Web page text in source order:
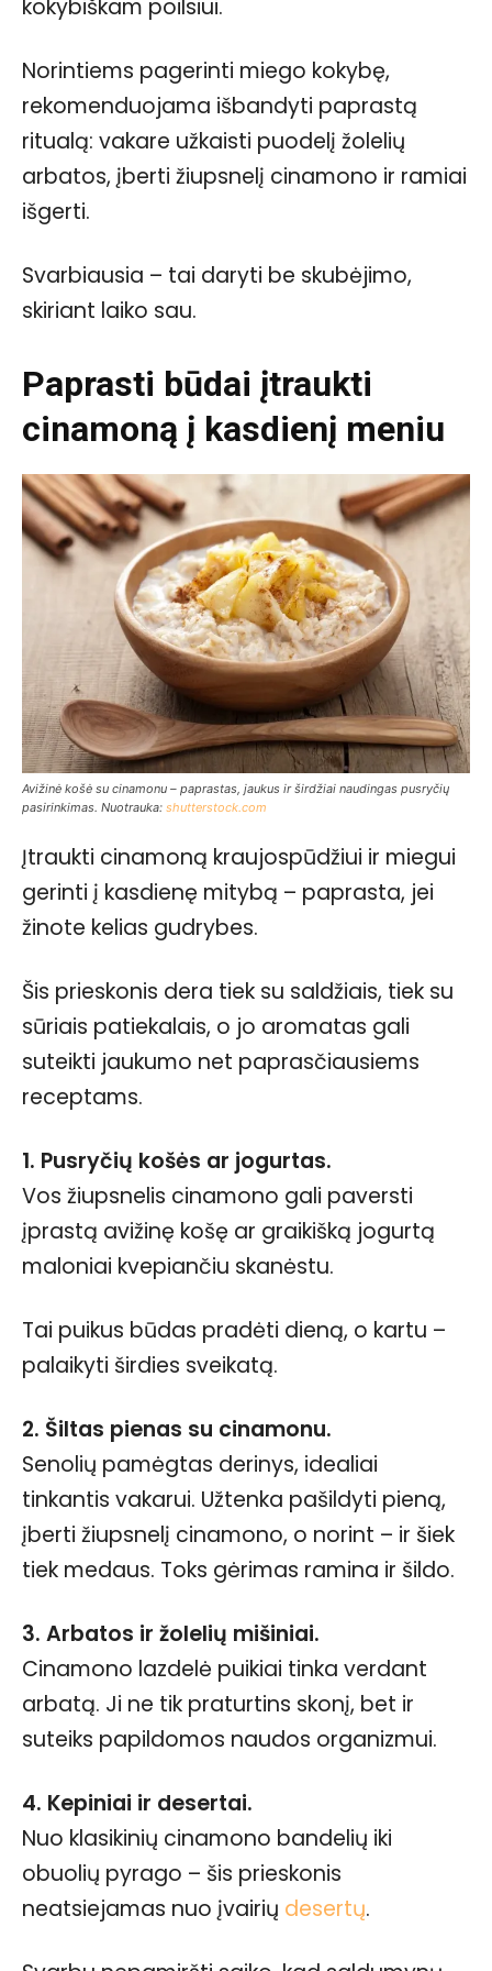
kokybiškam poilsiui.
Norintiems pagerinti miego kokybę,
rekomenduojama išbandyti paprastą
ritualą: vakare užkaisti puodelį žolelių
arbatos, įberti žiupsnelį cinamono ir ramiai
išgerti.
Svarbiausia – tai daryti be skubėjimo,
skiriant laiko sau.
Paprasti būdai įtraukti
cinamoną į kasdienį meniu
Avižinė košė su cinamonu – paprastas, jaukus ir širdžiai naudingas pusryčių
pasirinkimas. Nuotrauka: shutterstock.com
Įtraukti cinamoną kraujospūdžiui ir miegui
gerinti į kasdienę mitybą – paprasta, jei
žinote kelias gudrybes.
Šis prieskonis dera tiek su saldžiais, tiek su
sūriais patiekalais, o jo aromatas gali
suteikti jaukumo net paprasčiausiems
receptams.
1. Pusryčių košės ar jogurtas.
Vos žiupsnelis cinamono gali paversti
įprastą avižinę košę ar graikišką jogurtą
maloniai kvepiančiu skanėstu.
Tai puikus būdas pradėti dieną, o kartu –
palaikyti širdies sveikatą.
2. Šiltas pienas su cinamonu.
Senolių pamėgtas derinys, idealiai
tinkantis vakarui. Užtenka pašildyti pieną,
įberti žiupsnelį cinamono, o norint – ir šiek
tiek medaus. Toks gėrimas ramina ir šildo.
3. Arbatos ir žolelių mišiniai.
Cinamono lazdelė puikiai tinka verdant
arbatą. Ji ne tik praturtins skonį, bet ir
suteiks papildomos naudos organizmui.
4. Kepiniai ir desertai.
Nuo klasikinių cinamono bandelių iki
obuolių pyrago – šis prieskonis
neatsiejamas nuo įvairių desertų.